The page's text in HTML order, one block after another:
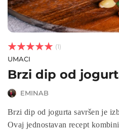


 (1)
UMACI
Brzi dip od
EMINAB
Brzi dip od jogurta savršen je
Ovaj jednostavan recept